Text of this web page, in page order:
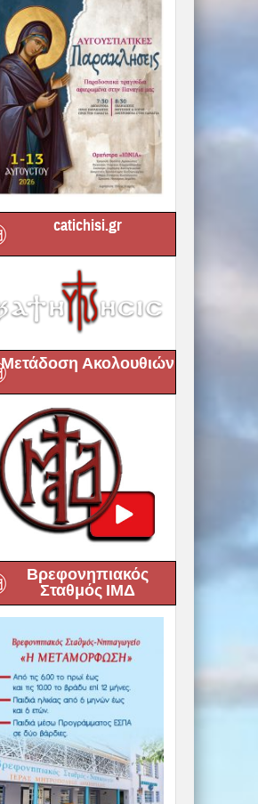
catichisi.gr
Μετάδοση Ακολουθιών
Βρεφονηπιακός
Σταθμός ΙΜΔ